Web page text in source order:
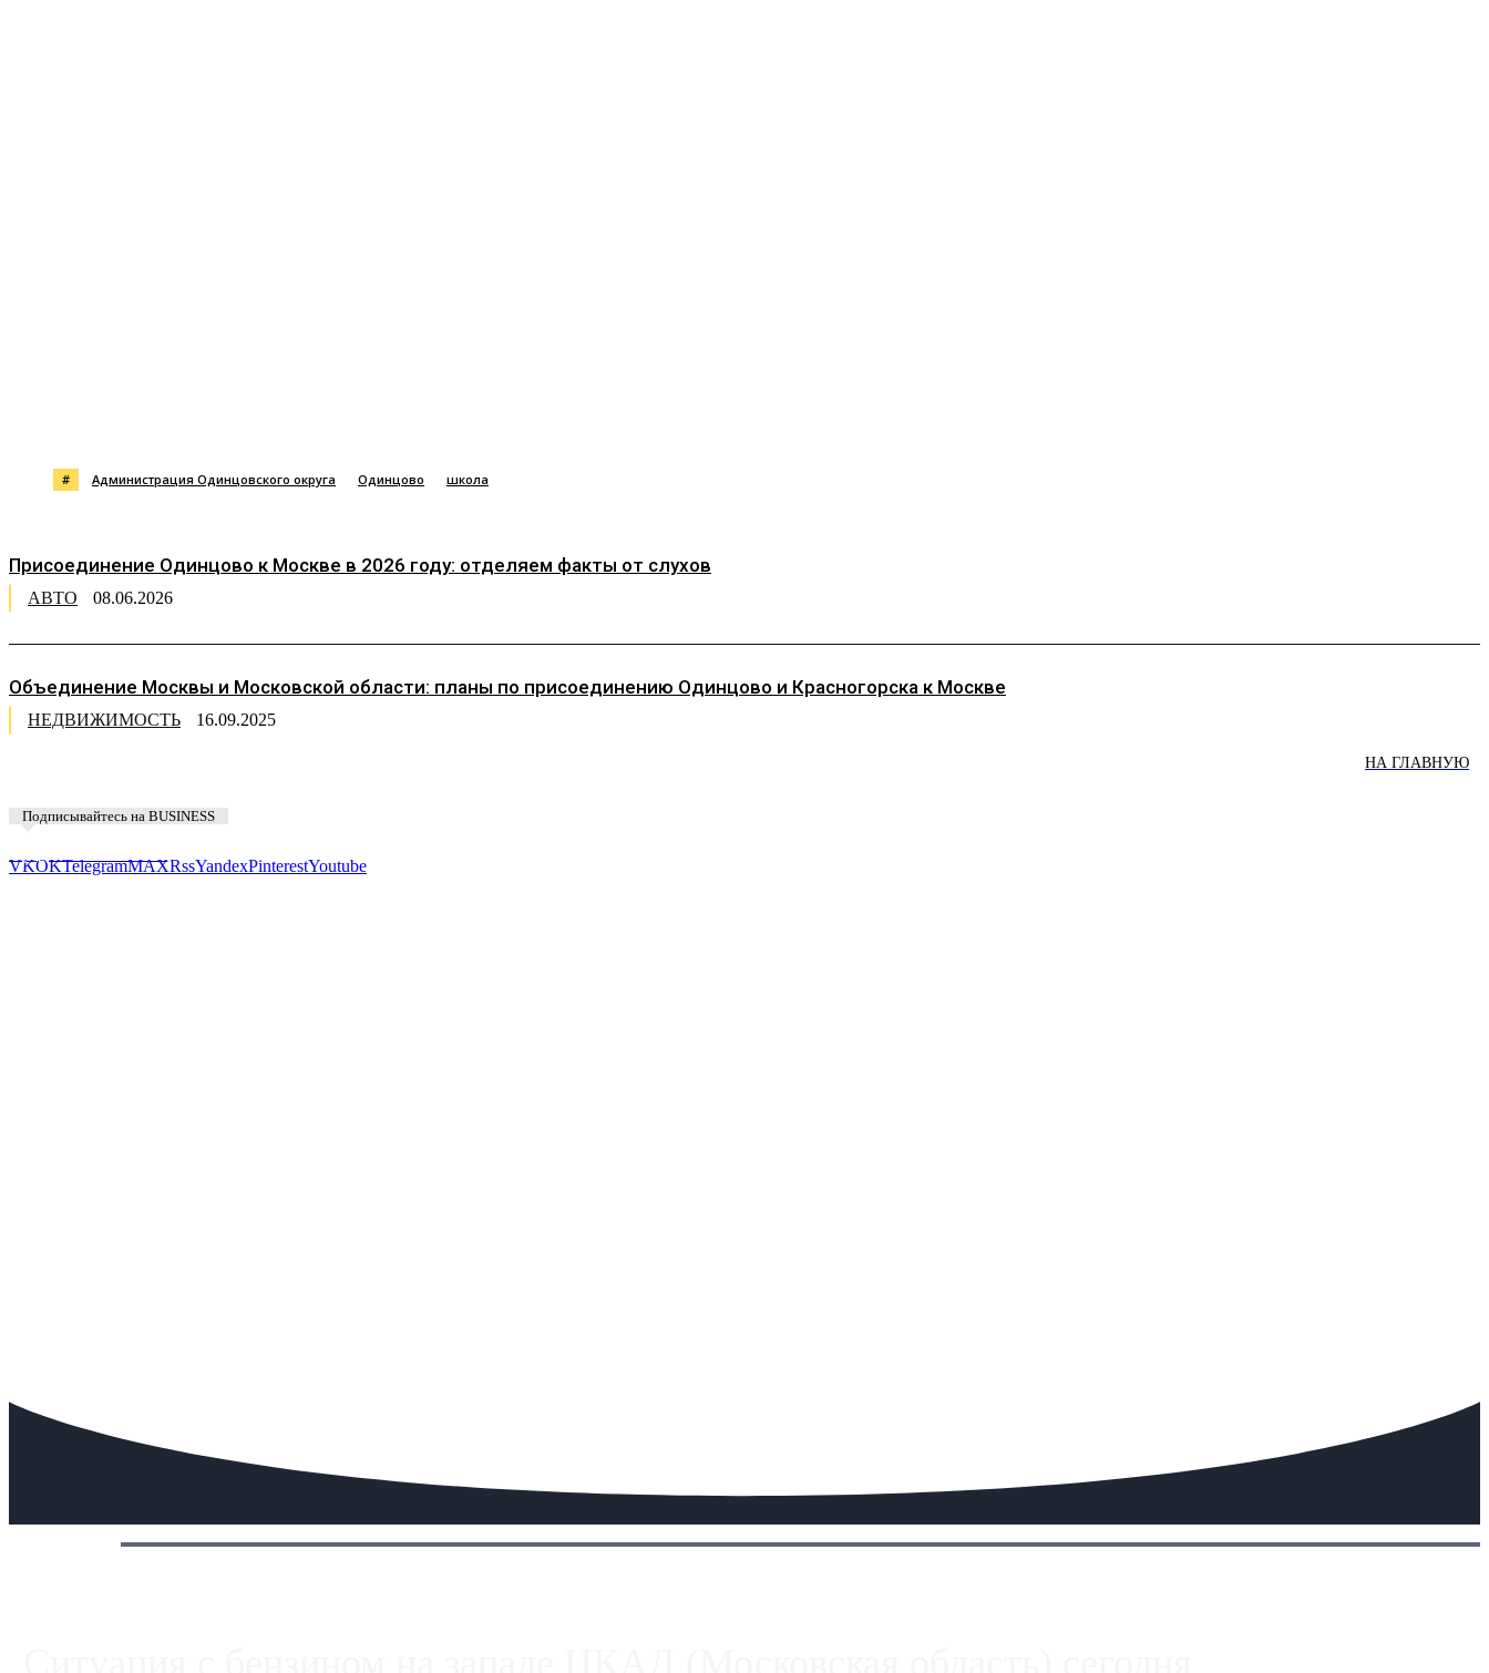
# Администрация Одинцовского округа Одинцово школа
Присоединение Одинцово к Москве в 2026 году: отделяем факты от слухов
АВТО 08.06.2026
Объединение Москвы и Московской области: планы по присоединению Одинцово и Красногорска к Москве
НЕДВИЖИМОСТЬ 16.09.2025
НА ГЛАВНУЮ
Подписывайтесь на BUSINESS
VKOKTelegramMAXRssYandexPinterestYoutube